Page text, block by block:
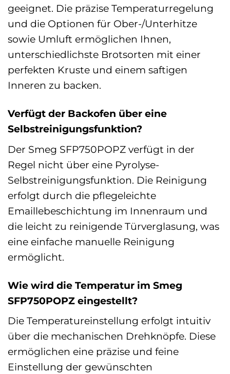
geeignet. Die präzise Temperaturregelung
und die Optionen für Ober-/Unterhitze
sowie Umluft ermöglichen Ihnen,
unterschiedlichste Brotsorten mit einer
perfekten Kruste und einem saftigen
Inneren zu backen.
Verfügt der Backofen über eine
Selbstreinigungsfunktion?
Der Smeg SFP750POPZ verfügt in der
Regel nicht über eine Pyrolyse-
Selbstreinigungsfunktion. Die Reinigung
erfolgt durch die pflegeleichte
Emaillebeschichtung im Innenraum und
die leicht zu reinigende Türverglasung, was
eine einfache manuelle Reinigung
ermöglicht.
Wie wird die Temperatur im Smeg
SFP750POPZ eingestellt?
Die Temperatureinstellung erfolgt intuitiv
über die mechanischen Drehknöpfe. Diese
ermöglichen eine präzise und feine
Einstellung der gewünschten